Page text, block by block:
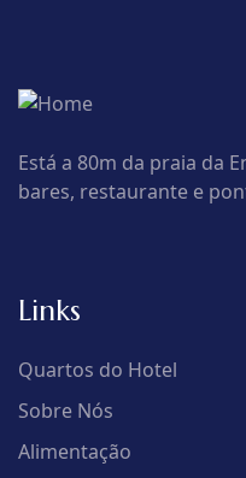
Está a 80m da praia da
bares, restaurante e
Links
Quartos do Hotel
Sobre Nós
Alimentação